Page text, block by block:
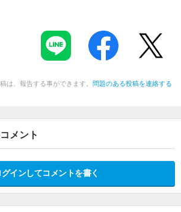
は、報告する事ができます。 問題のある投稿を連絡する
メント
グインしてコメントを書く